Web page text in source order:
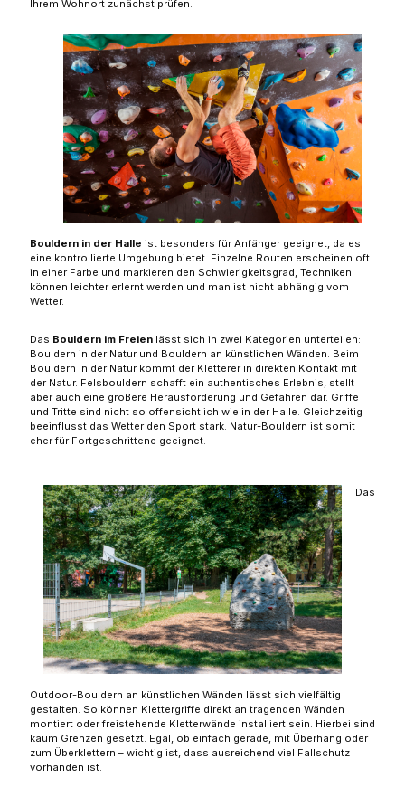
Ihrem Wohnort zunächst prüfen.
Bouldern in der Halle ist besonders für Anfänger geeignet, da es
eine kontrollierte Umgebung bietet. Einzelne Routen erscheinen oft
in einer Farbe und markieren den Schwierigkeitsgrad, Techniken
können leichter erlernt werden und man ist nicht abhängig vom
Wetter.
Das Bouldern im Freien lässt sich in zwei Kategorien unterteilen:
Bouldern in der Natur und Bouldern an künstlichen Wänden. Beim
Bouldern in der Natur kommt der Kletterer in direkten Kontakt mit
der Natur. Felsbouldern schafft ein authentisches Erlebnis, stellt
aber auch eine größere Herausforderung und Gefahren dar. Griffe
und Tritte sind nicht so offensichtlich wie in der Halle. Gleichzeitig
beeinflusst das Wetter den Sport stark. Natur-Bouldern ist somit
eher für Fortgeschrittene geeignet.
Das
Outdoor-Bouldern an künstlichen Wänden lässt sich vielfältig
gestalten. So können Klettergriffe direkt an tragenden Wänden
montiert oder freistehende Kletterwände installiert sein. Hierbei sind
kaum Grenzen gesetzt. Egal, ob einfach gerade, mit Überhang oder
zum Überklettern – wichtig ist, dass ausreichend viel Fallschutz
vorhanden ist.